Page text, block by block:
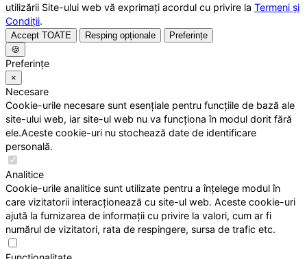
utilizării Site-ului web vă exprimați acordul cu privire la Termeni și
Condiții.
Accept TOATE Resping opționale
Preferințe
🍪
Preferințe
×
Necesare
Cookie-urile necesare sunt esențiale pentru funcțiile de bază ale
site-ului web, iar site-ul web nu va funcționa în modul dorit fără
ele.Aceste cookie-uri nu stochează date de identificare
personală.
Analitice
Cookie-urile analitice sunt utilizate pentru a înțelege modul în
care vizitatorii interacționează cu site-ul web. Aceste cookie-uri
ajută la furnizarea de informații cu privire la valori, cum ar fi
numărul de vizitatori, rata de respingere, sursa de trafic etc.